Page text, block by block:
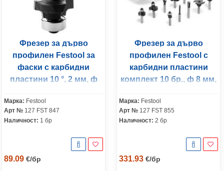
Фрезер за дърво
профилен Festool за
фаски с карбидни
пластини 10 °, 2 мм, ф
HW R2 D20-KL OFK
Марка: Festool
Арт № 127 FST 847
Наличност: 1 бр
89.09 €/бр
Фрезер за дърво
профилен Festool с
карбидни пластини
комплект 10 бр., ф 8 мм,
Марка: Festool
Арт № 127 FST 855
Наличност: 2 бр
331.93 €/бр